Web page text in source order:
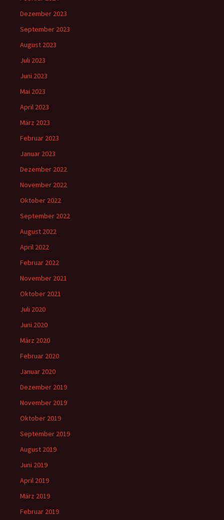
Dezember 2023
September 2023
August 2023
Juli 2023
Juni 2023
Mai 2023
April 2023
März 2023
Februar 2023
Januar 2023
Dezember 2022
November 2022
Oktober 2022
September 2022
August 2022
April 2022
Februar 2022
November 2021
Oktober 2021
Juli 2020
Juni 2020
März 2020
Februar 2020
Januar 2020
Dezember 2019
November 2019
Oktober 2019
September 2019
August 2019
Juni 2019
April 2019
März 2019
Februar 2019